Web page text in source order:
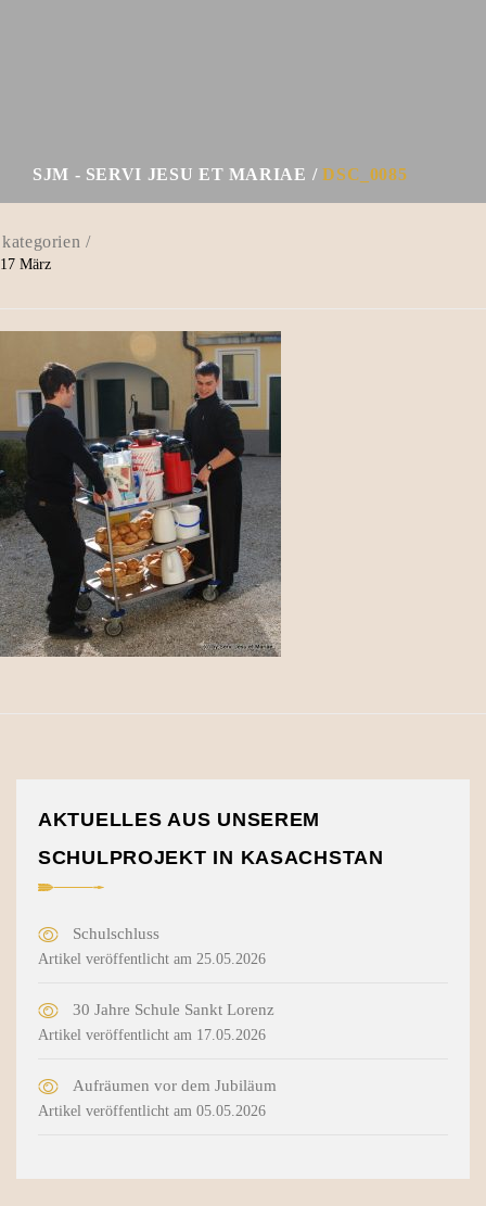
SJM - SERVI JESU ET MARIAE DSC_0085
17 März
AKTUELLES AUS UNSEREM
SCHULPROJEKT IN KASACHSTAN
Schulschluss
Artikel veröffentlicht am 25.05.2026
30 Jahre Schule Sankt Lorenz
Artikel veröffentlicht am 17.05.2026
Aufräumen vor dem Jubiläum
Artikel veröffentlicht am 05.05.2026